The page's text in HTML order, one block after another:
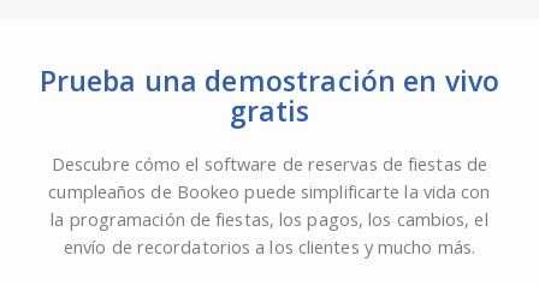
Prueba una demostración en vivo
gratis
Descubre cómo el software de reservas de fiestas de
cumpleaños de Bookeo puede simplificarte la vida con
la programación de fiestas, los pagos, los cambios, el
envío de recordatorios a los clientes y mucho más.